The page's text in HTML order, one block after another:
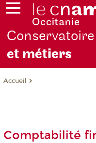
et métiers
Accueil
Comptabilité